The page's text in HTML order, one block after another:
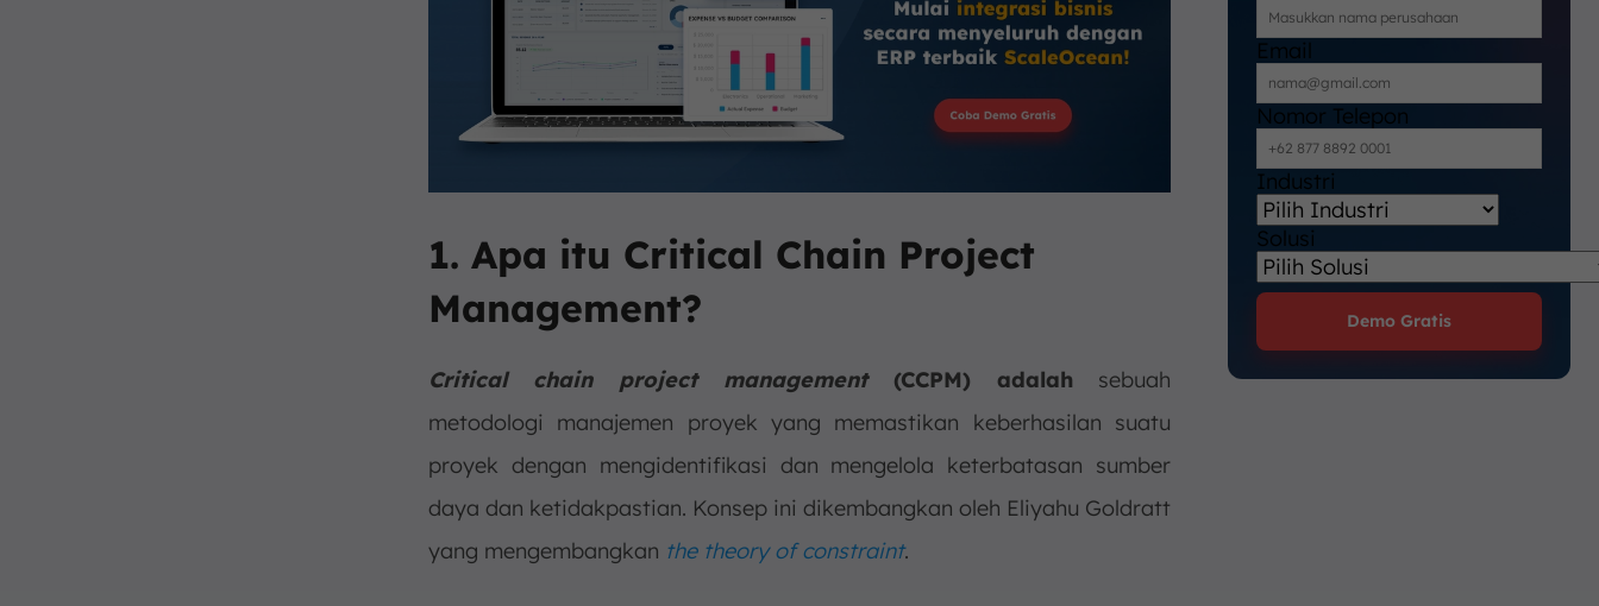
1. Apa itu Critical Chain Project
Management?
Critical chain project management(CCPM) adalah sebuah
metodologi manajemen proyek yang memastikan keberhasilan suatu
proyek dengan mengidentifikasi dan mengelola keterbatasan sumber
daya dan ketidakpastian. Konsep ini dikembangkan oleh Eliyahu Goldratt
yang mengembangkan the theory of constraint.
Email
Nomor Telepon
Industri
Solusi
Demo Gratis